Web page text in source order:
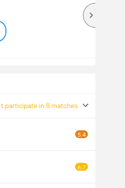
participate in 8 matches
5.4
6.7